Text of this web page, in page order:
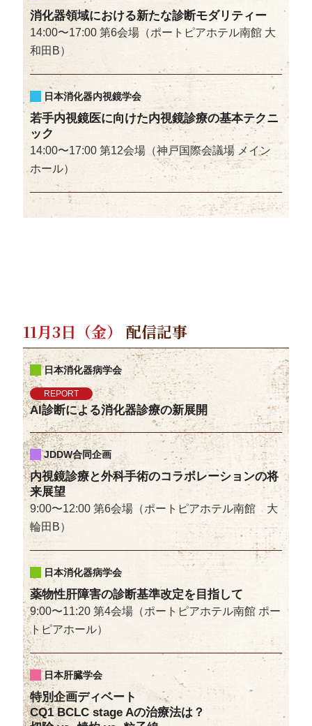
消化器領域における新たな診断モダリティー
14:00〜17:00 第6会場（ポートピアホテル南館 大
和田B）
日本消化器内視鏡学会
若手内視鏡医に向けた内視鏡診療の基本テクニ
ック
14:00〜17:00 第12会場（神戸国際会議場 メイン
ホール）
11月3日（金） 配信記事
日本消化器病学会
REPORT
AI診断による消化器診療の新展開
JDDW合同企画
内視鏡診療と外科手術のコラボレーションの将
来展望
9:00〜12:00 第6会場（ポートピアホテル南館 大
輪田B）
日本消化器病学会
薬物性肝障害の診断基準改定を目指して
9:00〜11:20 第4会場（ポートピアホテル南館 ポー
トピアホール）
日本肝臓学会
特別企画ディベート
CQ1 BCLC stage Aの治療法は？